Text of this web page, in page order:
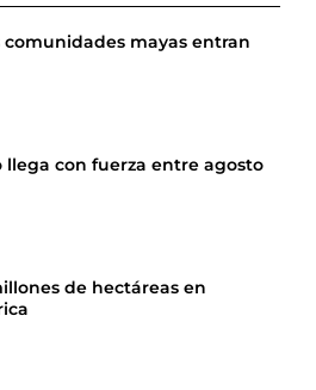
comunidades mayas entran
llega con fuerza entre agosto
de hectáreas en